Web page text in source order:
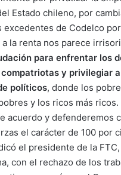
Estado chileno, por
excedentes de Codelco
la renta nos parece
para enfrentar los
y privilegiar
políticos, donde los
y los ricos más
acuerdo y defenderemos
el carácter de 100 por
el presidente de la
con el rechazo de los